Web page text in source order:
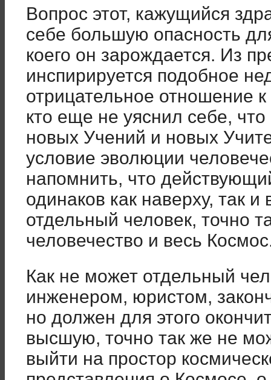
Вопрос этот, кажущийся
себе большую опасность
коего он зарождается. Из
инспирируется подобное
отрицательное отношение
кто еще не уяснил себе,
новых Учений и новых
условие эволюции
напомнить, что
одинаков как наверху, так и
отдельный человек, точно
человечество и весь
Как не может отдельный
инженером, юристом,
но должен для этого
высшую, точно так же не
выйти на простор